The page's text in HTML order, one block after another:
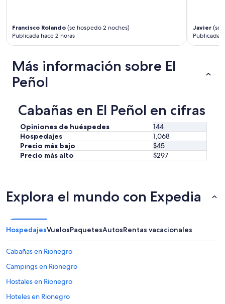
Francisco Rolando (se hospedó 2 noches)
Publicada hace 2 horas
Javier (se
Publicada
Más información sobre El
Peñol
Cabañas en El Peñol en cifras
Opiniones de huéspedes
144
Hospedajes
1,068
Precio más bajo
$45
Precio más alto
$297
Explora el mundo con Expedia
HospedajesVuelosPaquetesAutosRentas vacacionales
Cabañas en Rionegro
Campings en Rionegro
Hostales en Rionegro
Hoteles en Rionegro